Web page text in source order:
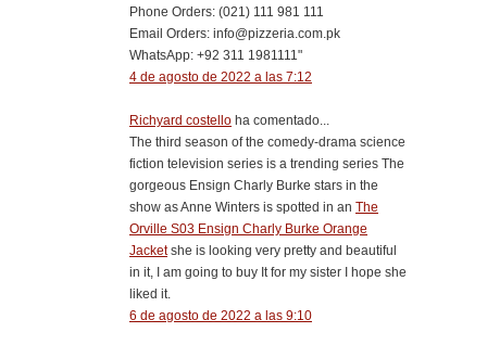
Phone Orders: (021) 111 981 111
Email Orders: info@pizzeria.com.pk
WhatsApp: +92 311 1981111"
4 de agosto de 2022 a las 7:12
Richyard costello ha comentado...
The third season of the comedy-drama science
fiction television series is a trending series The
gorgeous Ensign Charly Burke stars in the
show as Anne Winters is spotted in an The
Orville S03 Ensign Charly Burke Orange
Jacketshe is looking very pretty and beautiful
in it, I am going to buy It for my sister I hope she
liked it.
6 de agosto de 2022 a las 9:10